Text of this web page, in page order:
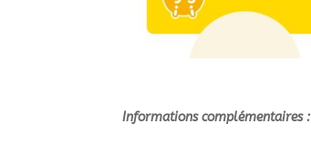
Informations complémentaires :